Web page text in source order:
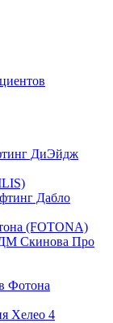
ДиЭйдж
Дабло
(FOTONA)
Скинова Про
Фотона
Хелео 4